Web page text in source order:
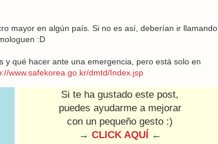
mayor en algún país. Si no es así, deberían ir llamando
:D
y qué hacer ante una emergencia, pero está solo en
www.safekorea.go.kr/dmtd/Index.jsp
Si te ha gustado este post,
puedes ayudarme a mejorar
con un pequeño gesto :)
→ CLICK AQUÍ ←